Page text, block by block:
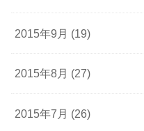
2015年9月 (19)
2015年8月 (27)
2015年7月 (26)